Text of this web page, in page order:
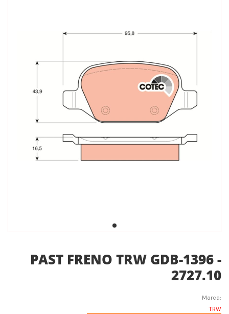
PAST FRENO TRW GDB-1396 -
2727.10
Marca:
TRW